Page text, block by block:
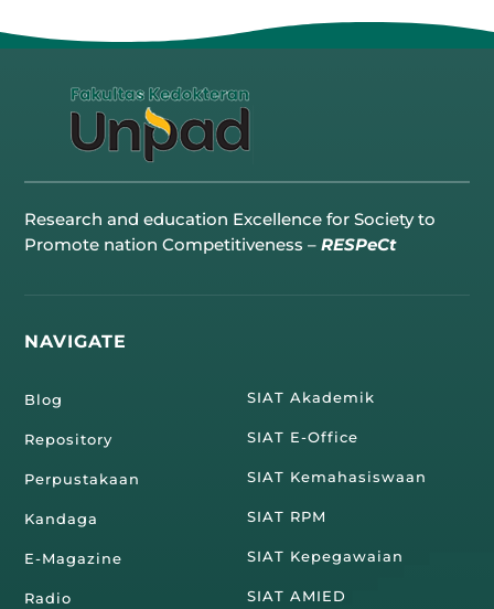
Research and education Excellence for Society to
Promote nation Competitiveness –RESPeCt
NAVIGATE
Blog
Repository
Perpustakaan
Kandaga
E-Magazine
Radio
SIAT Akademik
SIAT E-Office
SIAT Kemahasiswaan
SIAT RPM
SIAT Kepegawaian
SIAT AMIED